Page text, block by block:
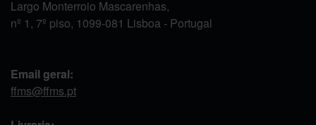
Largo Monterroio Mascarenhas,
nº 1, 7º piso, 1099-081 Lisboa - Portugal
Email geral:
ffms@ffms.pt